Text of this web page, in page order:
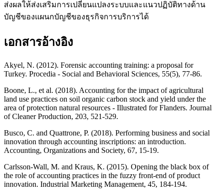
ส่งผลให้ส่งเสริมการเปลี่ยนแปลงระบบและแนวปฏิบัติทางด้าน
บัญชีของแผนกบัญชีของธุรกิจการบริการได้
เอกสารอ้างอิง
Akyel, N. (2012). Forensic accounting training: a proposal for
Turkey. Procedia - Social and Behavioral Sciences, 55(5), 77-86.
Boone, L., et al. (2018). Accounting for the impact of agricultural
land use practices on soil organic carbon stock and yield under the
area of protection natural resources - Illustrated for Flanders. Journal
of Cleaner Production, 203, 521-529.
Busco, C. and Quattrone, P. (2018). Performing business and social
innovation through accounting inscriptions: an introduction.
Accounting, Organizations and Society, 67, 15-19.
Carlsson-Wall, M. and Kraus, K. (2015). Opening the black box of
the role of accounting practices in the fuzzy front-end of product
innovation. Industrial Marketing Management, 45, 184-194.